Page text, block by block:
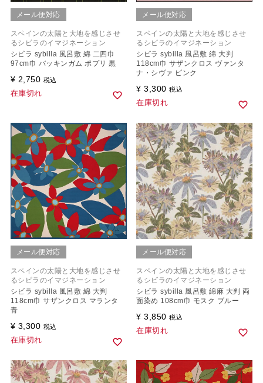
メール便対応
スペインの太陽と大地を感じさせ
るシビラのイマジネーション
シビラ sybilla 風呂敷 綿 二四巾
97cm巾 バッキンガム ポプリ 黒
¥ 2,750 税込
在庫切れ
メール便対応
スペインの太陽と大地を感じさせ
るシビラのイマジネーション
シビラ sybilla 風呂敷 綿 大判
118cm巾 サザンクロス ヴァンタ
ナ・シヴァ ピンク
¥ 3,300 税込
在庫切れ
メール便対応
スペインの太陽と大地を感じさせ
るシビラのイマジネーション
シビラ sybilla 風呂敷 綿 大判
118cm巾 サザンクロス マランタ
青
¥ 3,300 税込
在庫切れ
メール便対応
スペインの太陽と大地を感じさせ
るシビラのイマジネーション
シビラ sybilla 風呂敷 綿麻 大判 両
面染め 108cm巾 モスク ブルー
¥ 3,850 税込
在庫切れ